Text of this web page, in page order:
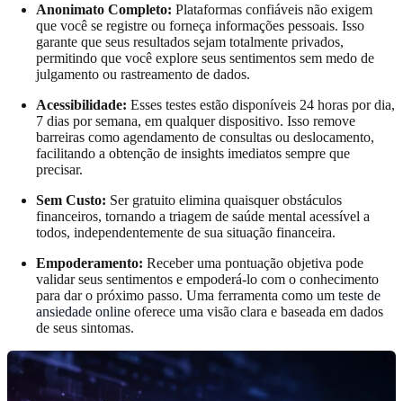
Anonimato Completo: Plataformas confiáveis não exigem
que você se registre ou forneça informações pessoais. Isso
garante que seus resultados sejam totalmente privados,
permitindo que você explore seus sentimentos sem medo de
julgamento ou rastreamento de dados.
Acessibilidade: Esses testes estão disponíveis 24 horas por dia,
7 dias por semana, em qualquer dispositivo. Isso remove
barreiras como agendamento de consultas ou deslocamento,
facilitando a obtenção de insights imediatos sempre que
precisar.
Sem Custo: Ser gratuito elimina quaisquer obstáculos
financeiros, tornando a triagem de saúde mental acessível a
todos, independentemente de sua situação financeira.
Empoderamento: Receber uma pontuação objetiva pode
validar seus sentimentos e empoderá-lo com o conhecimento
para dar o próximo passo. Uma ferramenta como um teste de
ansiedade online oferece uma visão clara e baseada em dados
de seus sintomas.